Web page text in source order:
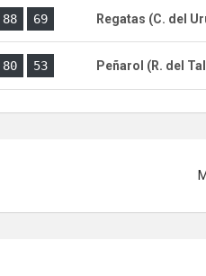
88 69 Regatas (C. del
80 53 Peñarol (R. del